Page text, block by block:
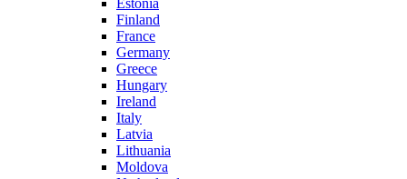
Estonia
Finland
France
Germany
Greece
Hungary
Ireland
Italy
Latvia
Lithuania
Moldova